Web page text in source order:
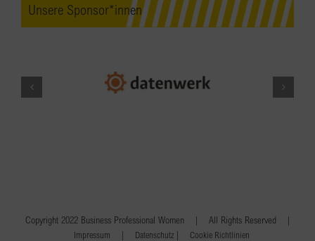
Unsere Sponsor*innen
Copyright 2022 Business Professional Women | All Rights Reserved |
Impressum | Datenschutz | Cookie Richtlinien